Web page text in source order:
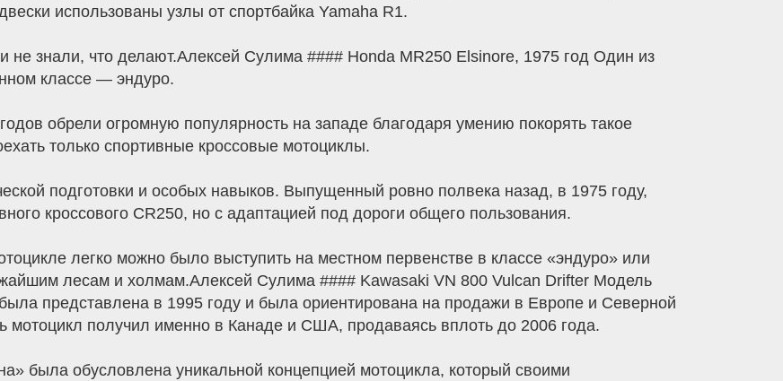
использованы узлы от спортбайка Yamaha R1.
не знали, что делают.Алексей Сулима #### Honda MR250 Elsinore, 1975 год Один из
классе — эндуро.
обрели огромную популярность на западе благодаря умению покорять такое
только спортивные кроссовые мотоциклы.
подготовки и особых навыков. Выпущенный ровно полвека назад, в 1975 году,
кроссового CR250, но с адаптацией под дороги общего пользования.
легко можно было выступить на местном первенстве в классе «эндуро» или
лесам и холмам.Алексей Сулима #### Kawasaki VN 800 Vulcan Drifter Модель
представлена в 1995 году и была ориентирована на продажи в Европе и Северной
мотоцикл получил именно в Канаде и США, продаваясь вплоть до 2006 года.
была обусловлена уникальной концепцией мотоцикла, который своими